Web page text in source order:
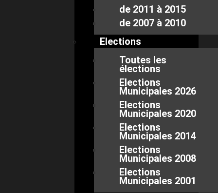
de 2011 à 2015
de 2007 à 2010
Elections
Toutes les
élections
Elections
Municipales 2026
Elections
Municipales 2020
Elections
Municipales 2014
Elections
Municipales 2008
Elections
Municipales 2001